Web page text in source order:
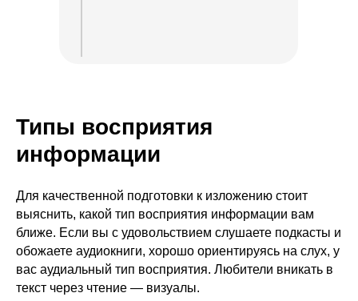
Типы восприятия
информации
Для качественной подготовки к изложению стоит
выяснить, какой тип восприятия информации вам
ближе. Если вы с удовольствием слушаете подкасты и
обожаете аудиокниги, хорошо ориентируясь на слух, у
вас аудиальный тип восприятия. Любители вникать в
текст через чтение — визуалы.